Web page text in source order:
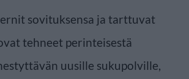
sovituksensa ja tarttuvat
tehneet perinteisestä
uusille sukupolville,